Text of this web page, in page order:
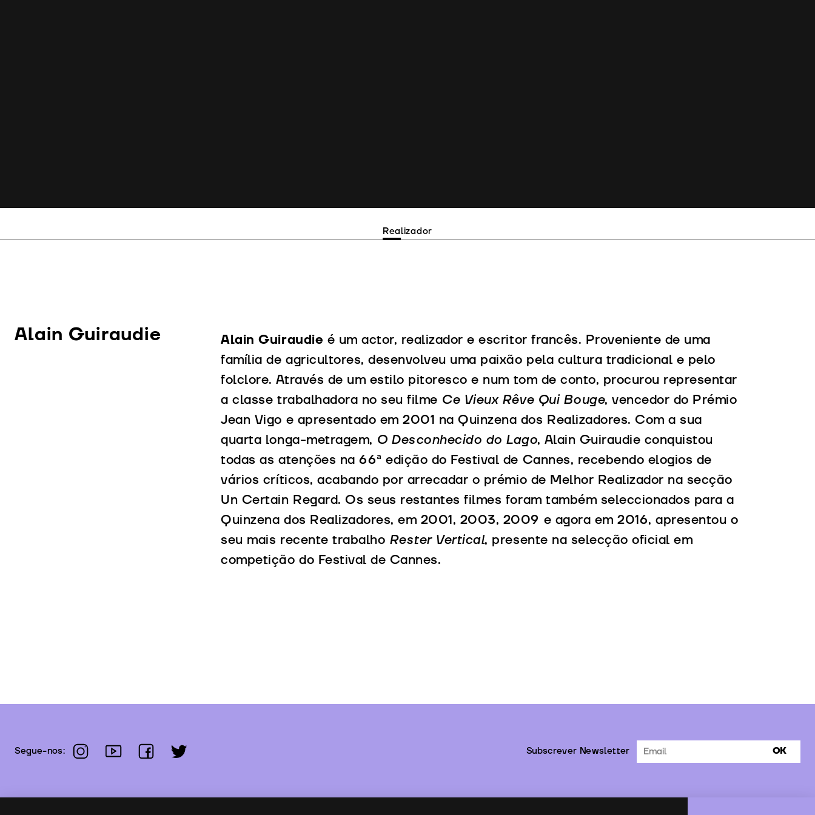
Realizador
Alain Guiraudie Alain Guiraudie é um actor, realizador e escritor francês. Proveniente de uma
família de agricultores, desenvolveu uma paixão pela cultura tradicional e pelo
folclore. Através de um estilo pitoresco e num tom de conto, procurou representar
a classe trabalhadora no seu filme Ce Vieux Rêve Qui Bouge, vencedor do Prémio
Jean Vigo e apresentado em 2001 na Quinzena dos Realizadores. Com a sua
quarta longa-metragem, O Desconhecido do Lago, Alain Guiraudie conquistou
todas as atenções na 66ª edição do Festival de Cannes, recebendo elogios de
vários críticos, acabando por arrecadar o prémio de Melhor Realizador na secção
Un Certain Regard. Os seus restantes filmes foram também seleccionados para a
Quinzena dos Realizadores, em 2001, 2003, 2009 e agora em 2016, apresentou o
seu mais recente trabalho Rester Vertical, presente na selecção oficial em
competição do Festival de Cannes.
Segue-nos: instagramyoutubefacebooktwitter Subscrever Newsletter OK